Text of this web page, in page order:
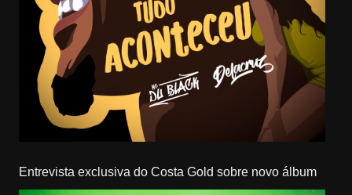
Entrevista exclusiva do Costa Gold sobre novo álbum